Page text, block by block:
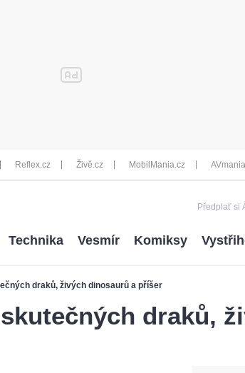
Reflex.cz Živě.cz MobilMania.cz
Předplať si
draků, živých dinosaurů a příšer
Technika Vesmír Komiksy
draků,